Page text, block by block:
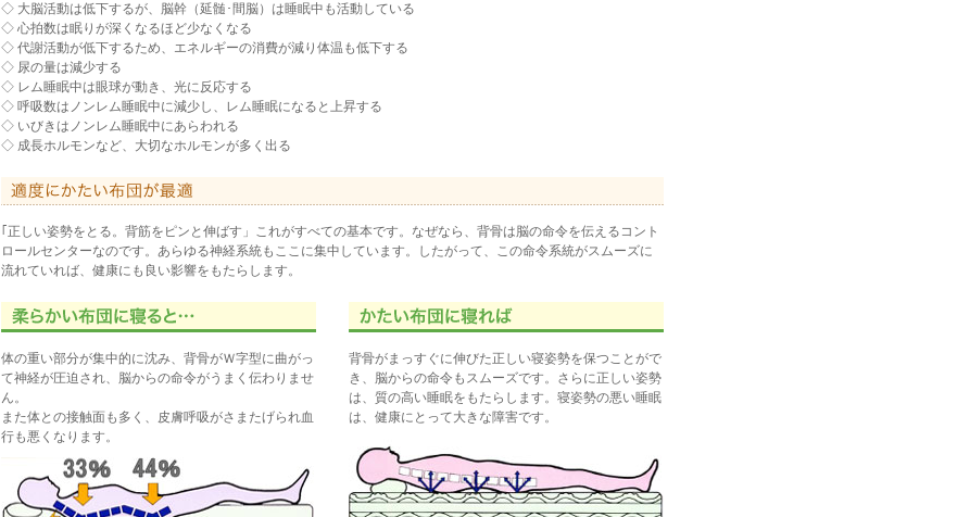
◇ 大脳活動は低下するが、脳幹（延髄･間脳）は睡眠中も活動している
◇ 心拍数は眠りが深くなるほど少なくなる
◇ 代謝活動が低下するため、エネルギーの消費が減り体温も低下する
◇ 尿の量は減少する
◇ レム睡眠中は眼球が動き、光に反応する
◇ 呼吸数はノンレム睡眠中に減少し、レム睡眠になると上昇する
◇ いびきはノンレム睡眠中にあらわれる
◇ 成長ホルモンなど、大切なホルモンが多く出る
｢正しい姿勢をとる。背筋をピンと伸ばす」これがすべての基本です。なぜなら、背骨は脳の命令を伝えるコント
ロールセンターなのです。あらゆる神経系統もここに集中しています。したがって、この命令系統がスムーズに
流れていれば、健康にも良い影響をもたらします。
体の重い部分が集中的に沈み、背骨がＷ字型に曲がっ
て神経が圧迫され、脳からの命令がうまく伝わりませ
ん。
また体との接触面も多く、皮膚呼吸がさまたげられ血
行も悪くなります。
背骨がまっすぐに伸びた正しい寝姿勢を保つことがで
き、脳からの命令もスムーズです。さらに正しい姿勢
は、質の高い睡眠をもたらします。寝姿勢の悪い睡眠
は、健康にとって大きな障害です。